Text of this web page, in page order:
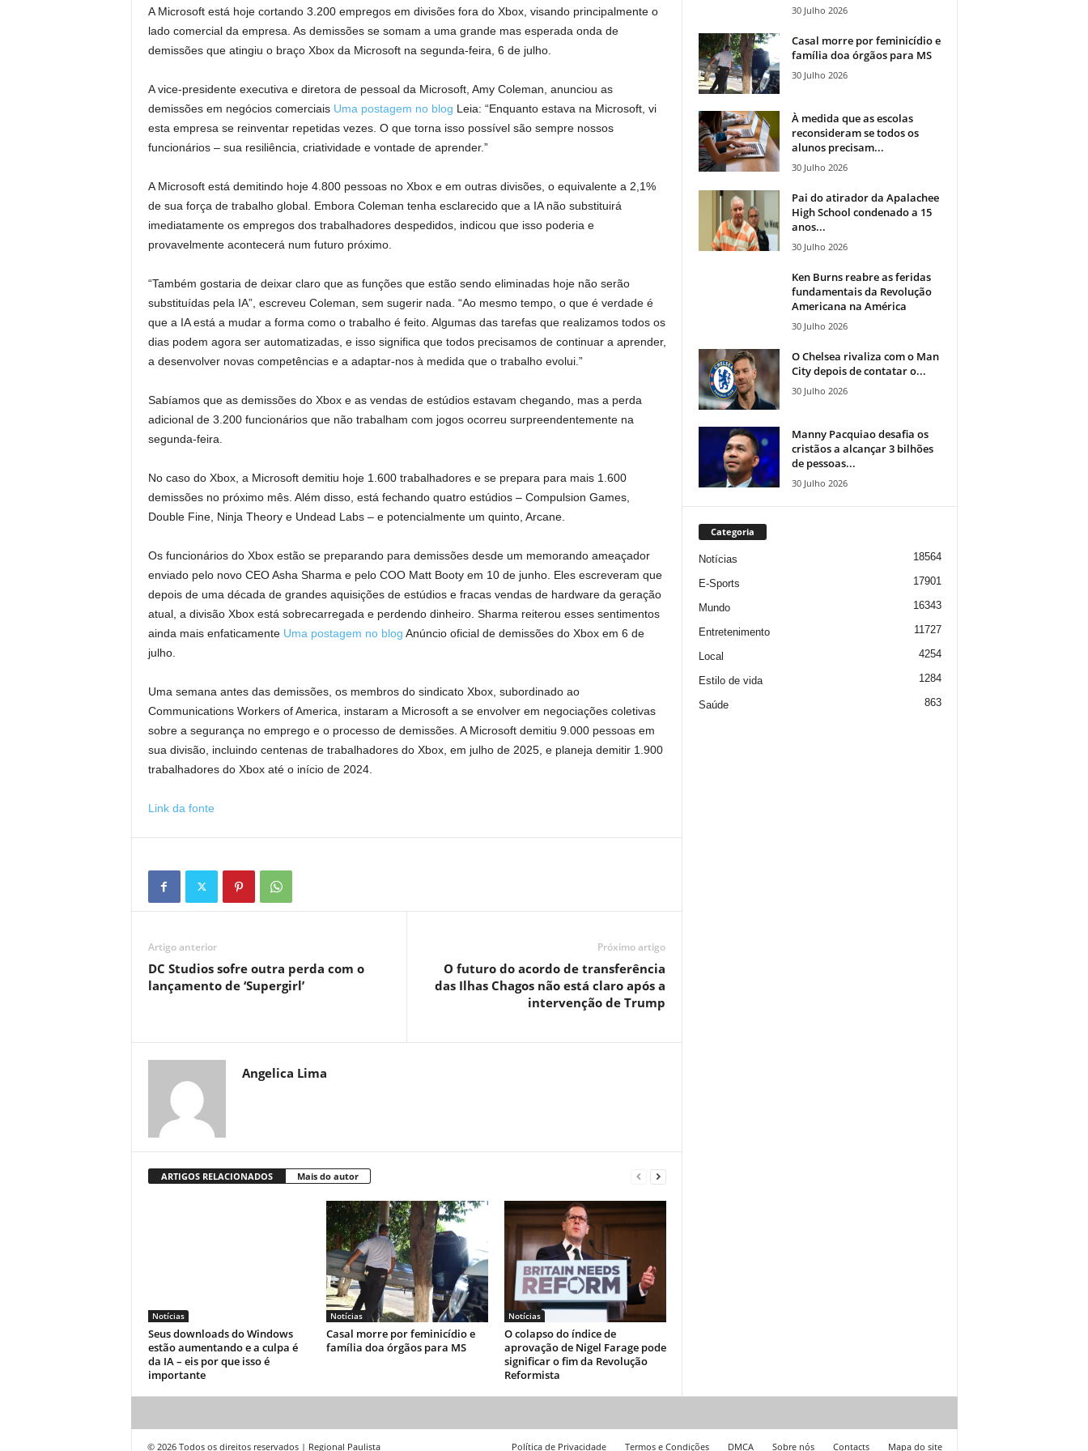
A Microsoft está hoje cortando 3.200 empregos em divisões fora do Xbox, visando principalmente o
lado comercial da empresa. As demissões se somam a uma grande mas esperada onda de
demissões que atingiu o braço Xbox da Microsoft na segunda-feira, 6 de julho.
A vice-presidente executiva e diretora de pessoal da Microsoft, Amy Coleman, anunciou as
demissões em negócios comerciais Uma postagem no blog Leia: “Enquanto estava na Microsoft, vi
esta empresa se reinventar repetidas vezes. O que torna isso possível são sempre nossos
funcionários – sua resiliência, criatividade e vontade de aprender.”
A Microsoft está demitindo hoje 4.800 pessoas no Xbox e em outras divisões, o equivalente a 2,1%
de sua força de trabalho global. Embora Coleman tenha esclarecido que a IA não substituirá
imediatamente os empregos dos trabalhadores despedidos, indicou que isso poderia e
provavelmente acontecerá num futuro próximo.
“Também gostaria de deixar claro que as funções que estão sendo eliminadas hoje não serão
substituídas pela IA”, escreveu Coleman, sem sugerir nada. “Ao mesmo tempo, o que é verdade é
que a IA está a mudar a forma como o trabalho é feito. Algumas das tarefas que realizamos todos os
dias podem agora ser automatizadas, e isso significa que todos precisamos de continuar a aprender,
a desenvolver novas competências e a adaptar-nos à medida que o trabalho evolui.”
Sabíamos que as demissões do Xbox e as vendas de estúdios estavam chegando, mas a perda
adicional de 3.200 funcionários que não trabalham com jogos ocorreu surpreendentemente na
segunda-feira.
No caso do Xbox, a Microsoft demitiu hoje 1.600 trabalhadores e se prepara para mais 1.600
demissões no próximo mês. Além disso, está fechando quatro estúdios – Compulsion Games,
Double Fine, Ninja Theory e Undead Labs – e potencialmente um quinto, Arcane.
Os funcionários do Xbox estão se preparando para demissões desde um memorando ameaçador
enviado pelo novo CEO Asha Sharma e pelo COO Matt Booty em 10 de junho. Eles escreveram que
depois de uma década de grandes aquisições de estúdios e fracas vendas de hardware da geração
atual, a divisão Xbox está sobrecarregada e perdendo dinheiro. Sharma reiterou esses sentimentos
ainda mais enfaticamente Uma postagem no blog Anúncio oficial de demissões do Xbox em 6 de
julho.
Uma semana antes das demissões, os membros do sindicato Xbox, subordinado ao
Communications Workers of America, instaram a Microsoft a se envolver em negociações coletivas
sobre a segurança no emprego e o processo de demissões. A Microsoft demitiu 9.000 pessoas em
sua divisão, incluindo centenas de trabalhadores do Xbox, em julho de 2025, e planeja demitir 1.900
trabalhadores do Xbox até o início de 2024.
Link da fonte
Artigo anterior
DC Studios sofre outra perda com o
lançamento de ‘Supergirl’
Próximo artigo
O futuro do acordo de transferência
das Ilhas Chagos não está claro após a
intervenção de Trump
Angelica Lima
ARTIGOS RELACIONADOS Mais do autor
Notícias
Seus downloads do Windows
estão aumentando e a culpa é
da IA ​​– eis por que isso é
importante
Notícias
Casal morre por feminicídio e
família doa órgãos para MS
Notícias
O colapso do índice de
aprovação de Nigel Farage pode
significar o fim da Revolução
Reformista
30 Julho 2026
Casal morre por feminicídio e
família doa órgãos para MS
30 Julho 2026
À medida que as escolas
reconsideram se todos os
alunos precisam...
30 Julho 2026
Pai do atirador da Apalachee
High School condenado a 15
anos...
30 Julho 2026
Ken Burns reabre as feridas
fundamentais da Revolução
Americana na América
30 Julho 2026
O Chelsea rivaliza com o Man
City depois de contatar o...
30 Julho 2026
Manny Pacquiao desafia os
cristãos a alcançar 3 bilhões
de pessoas...
30 Julho 2026
Categoria
Notícias 18564
E-Sports 17901
Mundo 16343
Entretenimento 11727
Local 4254
Estilo de vida 1284
Saúde 863
Política de Privacidade Termos e Condições DMCA Sobre nós Contacts Mapa do site
© 2026 Todos os direitos reservados | Regional Paulista